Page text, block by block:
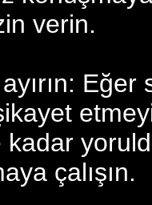
verin.
kadar
çalışın.